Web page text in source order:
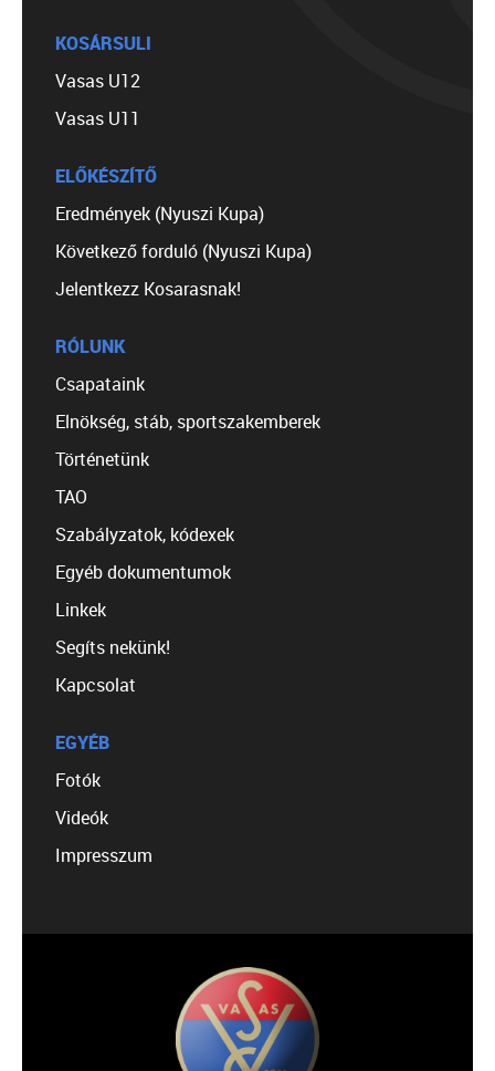
KOSÁRSULI
Vasas U12
Vasas U11
ELŐKÉSZÍTŐ
Eredmények (Nyuszi Kupa)
Következő forduló (Nyuszi Kupa)
Jelentkezz Kosarasnak!
RÓLUNK
Csapataink
Elnökség, stáb, sportszakemberek
Történetünk
TAO
Szabályzatok, kódexek
Egyéb dokumentumok
Linkek
Segíts nekünk!
Kapcsolat
EGYÉB
Fotók
Videók
Impresszum